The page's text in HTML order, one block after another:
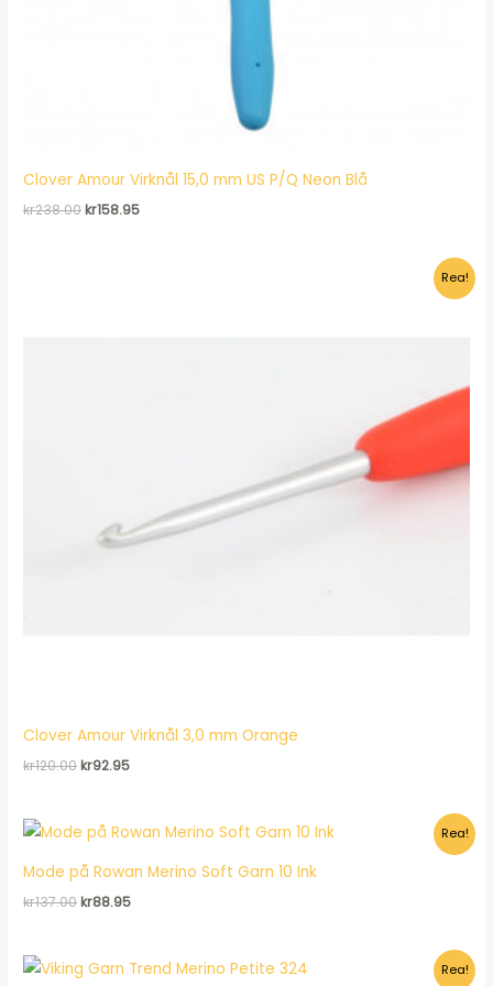
Clover Amour Virknål 15,0 mm US P/Q Neon Blå
kr238.00Det
kr158.95Det
Rea!
Clover Amour Virknål 3,0 mm Orange
kr120.00Det
kr120.00.
kr92.95Det
kr92.95.
Rea!
Mode på Rowan Merino Soft Garn 10 Ink
kr137.00Det
kr137.00.
kr88.95Det
kr88.95.
Rea!